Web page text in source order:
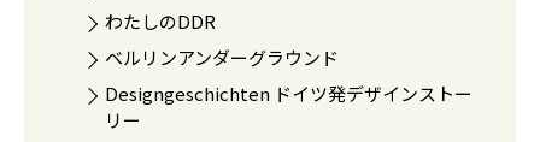
わたしのDDR
ベルリンアンダーグラウンド
Designgeschichten ドイツ発デザインストー
リー